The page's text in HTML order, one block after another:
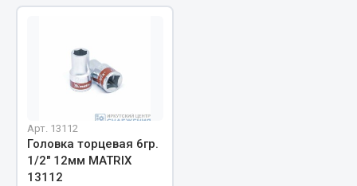
Изолента
Показать ещё
Запчасти на полуприцепы
Арт. 13112
Головка торцевая 6гр.
1/2" 12мм MATRIX
13112